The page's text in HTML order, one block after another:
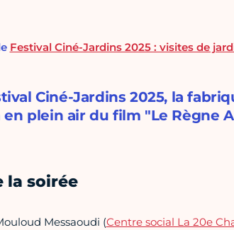
Festival Ciné-Jardins 2025 : visites de
Ciné-Jardins 2025, la
plein air du film "Le Règne
la soirée
Messaoudi (Centre social La 20e